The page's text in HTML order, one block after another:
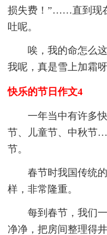
损失费！”……直到现
吐呢。
唉，我的命怎么
我呢，真是雪上加霜
快乐的节日作文4
一年当中有许多
节、儿童节、中秋节
节。
春节时我国传统
样，非常隆重。
每到春节，我们
净净，把房间整理得